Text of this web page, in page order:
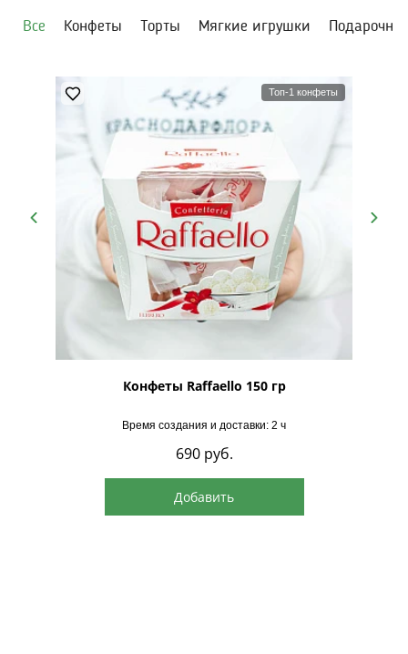
Все Конфеты Торты Мягкие игрушки
Топ-1 конфеты
Конфеты Raffaello 150 гр
Время создания и доставки: 2 ч
690 руб.
Добавить